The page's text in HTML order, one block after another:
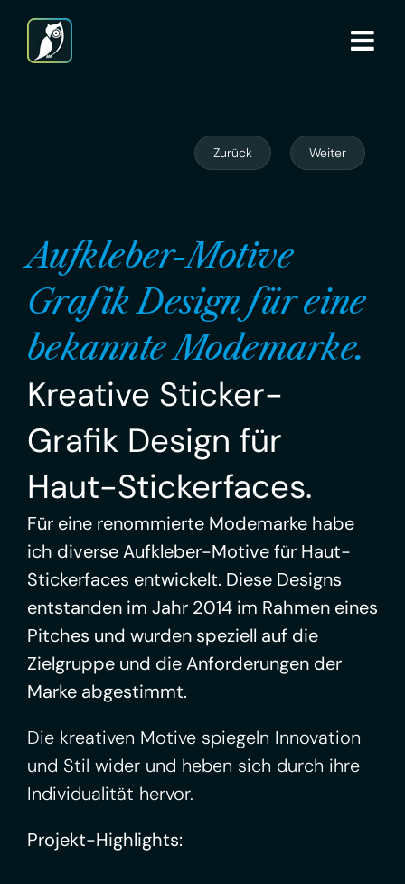
Zum
Inhalt
springen
Zurück Weiter
Aufkleber-Motive
Grafik Design für eine
bekannte Modemarke.
Kreative Sticker-
Grafik Design für
Haut-Stickerfaces.
Für eine renommierte Modemarke habe
ich diverse Aufkleber-Motive für Haut-
Stickerfaces entwickelt. Diese Designs
entstanden im Jahr 2014 im Rahmen eines
Pitches und wurden speziell auf die
Zielgruppe und die Anforderungen der
Marke abgestimmt.
Die kreativen Motive spiegeln Innovation
und Stil wider und heben sich durch ihre
Individualität hervor.
Projekt-Highlights: